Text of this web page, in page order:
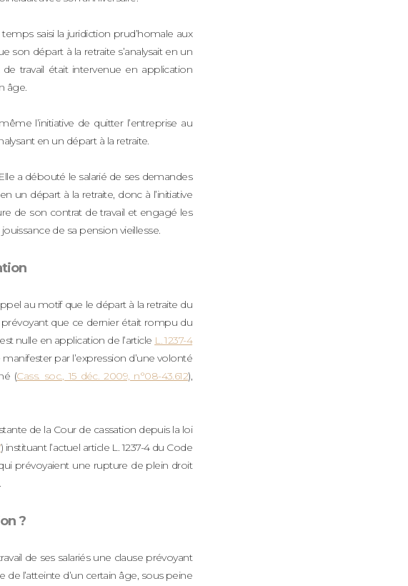
saisi la juridiction prud’homale aux
son départ à la retraite s’analysait en un
travail était intervenue en application
âge.
l’initiative de quitter l’entreprise au
en un départ à la retraite.
a débouté le salarié de ses demandes
un départ à la retraite, donc à l’initiative
de son contrat de travail et engagé les
de sa pension vieillesse.
au motif que le départ à la retraite du
prévoyant que ce dernier était rompu du
nulle en application de l’article L. 1237-4
par l’expression d’une volonté
(Cass. soc., 15 déc. 2009, n°08-43.612),
de la Cour de cassation depuis la loi
) instituant l’actuel article L. 1237-4 du Code
prévoyaient une rupture de plein droit
?
de ses salariés une clause prévoyant
de l’atteinte d’un certain âge, sous peine